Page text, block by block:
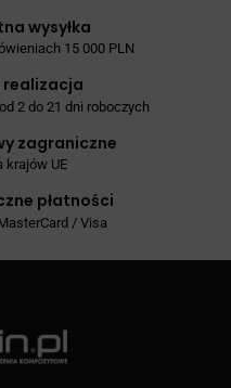
wysyłka
15 000 PLN
realizacja
2 do 21 dni roboczych
zagraniczne
krajów UE
płatności
/ Visa